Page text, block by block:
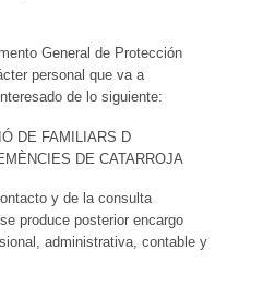
General de Protección
personal que va a
de lo siguiente:
DE FAMILIARS D
DE CATARROJA
y de la consulta
produce posterior encargo
administrativa, contable y